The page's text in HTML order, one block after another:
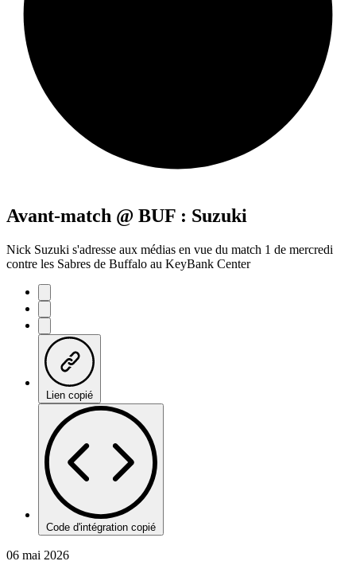
Avant-match @ BUF : Suzuki
Nick Suzuki s'adresse aux médias en vue du match 1 de mercredi
contre les Sabres de Buffalo au KeyBank Center
Lien copié
Code d'intégration copié
06 mai 2026